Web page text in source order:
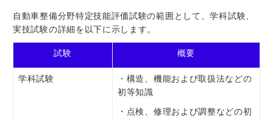
自動車整備分野特定技能評価試験の範囲として、学科試験、
実技試験の詳細を以下に示します。
試験 概要
学科試験
・構造、機能および取扱法などの
初等知識
・点検、修理および調整などの初